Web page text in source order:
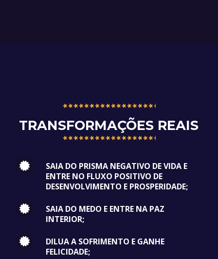
TRANSFORMAÇÕES REAIS
SAIA DO PRISMA NEGATIVO DE VIDA E
ENTRE NO FLUXO POSITIVO DE
DESENVOLVIMENTO E PROSPERIDADE;
SAIA DO MEDO E ENTRE NA PAZ
INTERIOR;
DILUA A SOFRIMENTO E GANHE
FELICIDADE;